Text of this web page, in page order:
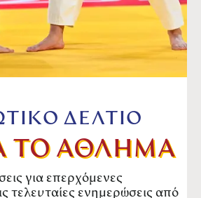
ΔΕΛΤΙΟ
ΤΟ ΑΘΛΗΜΑ
για επερχόμενες
τελευταίες ενημερώσεις από